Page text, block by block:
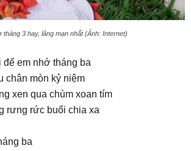
tháng 3 hay, lãng mạn nhất (Ảnh: Internet)
em nhớ tháng ba
chân mòn kỷ niệm
xen qua chùm xoan tím
rưng rức buổi chia xa
ba